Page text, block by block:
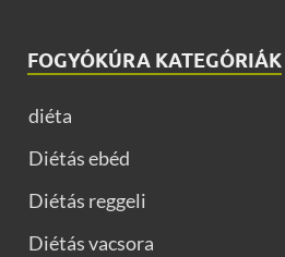
FOGYÓKÚRA KATEGÓRIÁK
diéta
Diétás ebéd
Diétás reggeli
Diétás vacsora